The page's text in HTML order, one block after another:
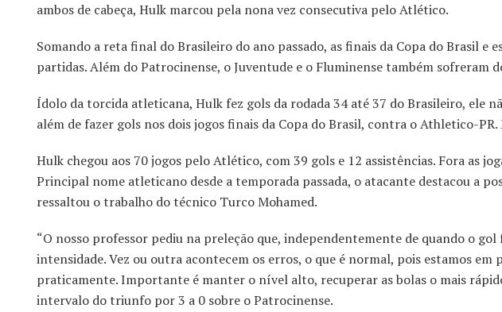
ambos de cabeça, Hulk marcou pela nona vez consecutiva pelo Atlético.
Somando a reta final do Brasileiro do ano passado, as finais da Copa do Brasil
partidas. Além do Patrocinense, o Juventude e o Fluminense também sofreram
Ídolo da torcida atleticana, Hulk fez gols da rodada 34 até 37 do Brasileiro, ele
além de fazer gols nos dois jogos finais da Copa do Brasil, contra o Athletico-
Hulk chegou aos 70 jogos pelo Atlético, com 39 gols e 12 assistências. Fora as
Principal nome atleticano desde a temporada passada, o atacante destacou a
ressaltou o trabalho do técnico Turco Mohamed.
“O nosso professor pediu na preleção que, independentemente de quando o
intensidade. Vez ou outra acontecem os erros, o que é normal, pois estamos em
praticamente. Importante é manter o nível alto, recuperar as bolas o mais
intervalo do triunfo por 3 a 0 sobre o Patrocinense.